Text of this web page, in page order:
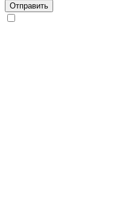
Отправить